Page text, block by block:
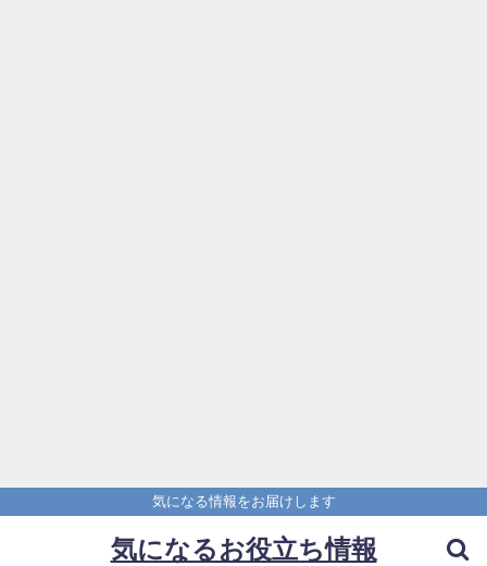
気になる情報をお届けします
気になるお役立ち情報